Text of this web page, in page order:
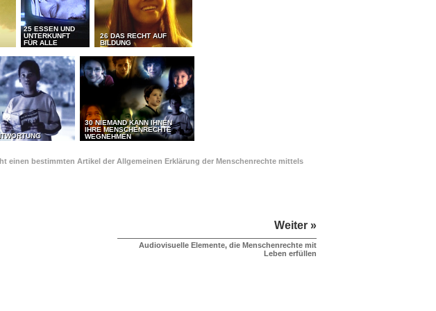
25 ESSEN UND
UNTERKUNFT
FÜR ALLE
26 DAS RECHT AUF
BILDUNG
30 NIEMAND KANN IHNEN
IHRE MENSCHENRECHTE
WEGNEHMEN
einen bestimmten Artikel der Allgemeinen Erklärung der Menschenrechte mittels
Weiter »
Audiovisuelle Elemente, die Menschenrechte mit
Leben erfüllen